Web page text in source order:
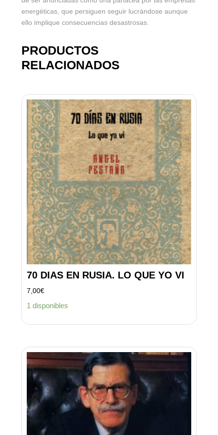
energéticas, que persiguen seguir lucrándose aunque
ello implique consecuencias desastrosas.
PRODUCTOS
RELACIONADOS
70 DIAS EN RUSIA. LO QUE YO VI
7,00€
1 disponibles